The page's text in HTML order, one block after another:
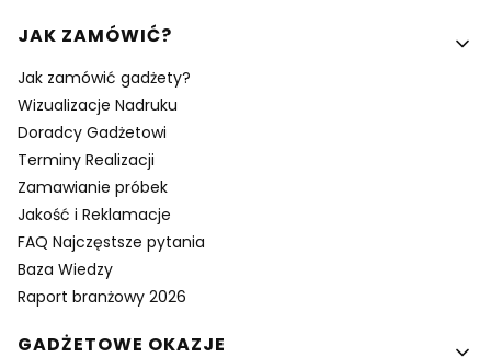
Linki w stopce
JAK ZAMÓWIĆ?
Jak zamówić gadżety?
Wizualizacje Nadruku
Doradcy Gadżetowi
Terminy Realizacji
Zamawianie próbek
Jakość i Reklamacje
FAQ Najczęstsze pytania
Baza Wiedzy
Raport branżowy 2026
GADŻETOWE OKAZJE